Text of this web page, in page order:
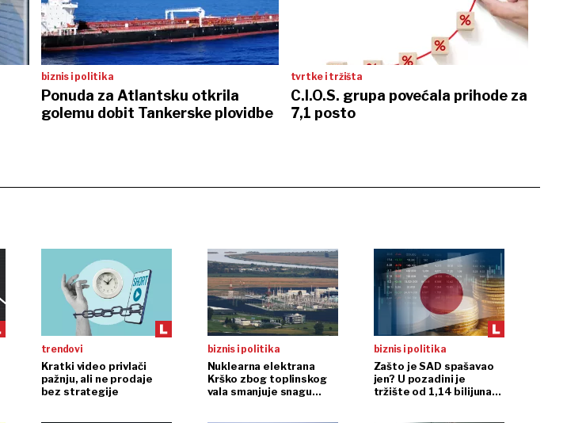
biznis i politika
Ponuda za Atlantsku otkrila
golemu dobit Tankerske plovidbe
tvrtke i tržišta
C.I.O.S. grupa povećala prihode za
7,1 posto
trendovi
Kratki video privlači
pažnju, ali ne prodaje
bez strategije
biznis i politika
Nuklearna elektrana
Krško zbog toplinskog
vala smanjuje snagu
biznis i politika
Zašto je SAD spašavao
jen? U pozadini je
tržište od 1,14 bilijuna